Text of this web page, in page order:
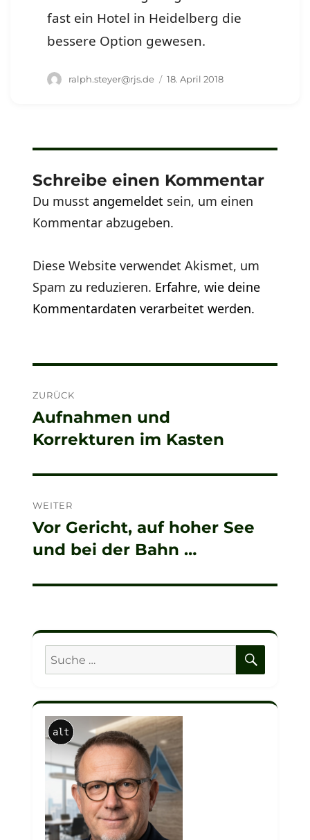
fast ein Hotel in Heidelberg die
bessere Option gewesen.
Autor
ralph.steyer@rjs.de
Veröffentlicht
18. April 2018
Schreibe einen Kommentar
Du musstangemeldet sein, um einen
Kommentar abzugeben.
Diese Website verwendet Akismet, um
Spam zu reduzieren. Erfahre, wie deine
Kommentardaten verarbeitet werden.
ZURÜCK
Vorheriger
Beitrag:
Aufnahmen und
Korrekturen im Kasten
WEITER
Nächster
Beitrag:
Vor Gericht, auf hoher See
und bei der Bahn …
Suche
nach:
alt